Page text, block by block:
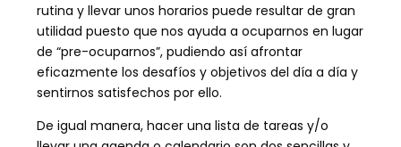
rutina y llevar unos horarios puede resultar de gran
utilidad puesto que nos ayuda a ocuparnos en lugar
de “pre-ocuparnos”, pudiendo así afrontar
eficazmente los desafíos y objetivos del día a día y
sentirnos satisfechos por ello.
De igual manera, hacer una lista de tareas y/o